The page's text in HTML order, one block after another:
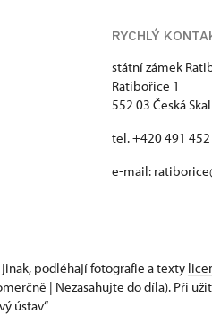
RYCHLÝ
státní zámek
Ratibořice 1
552 03 Česká
tel. +420 491
e-mail:
podléhají fotografie a texty
| Nezasahujte do díla). Při
ústav“